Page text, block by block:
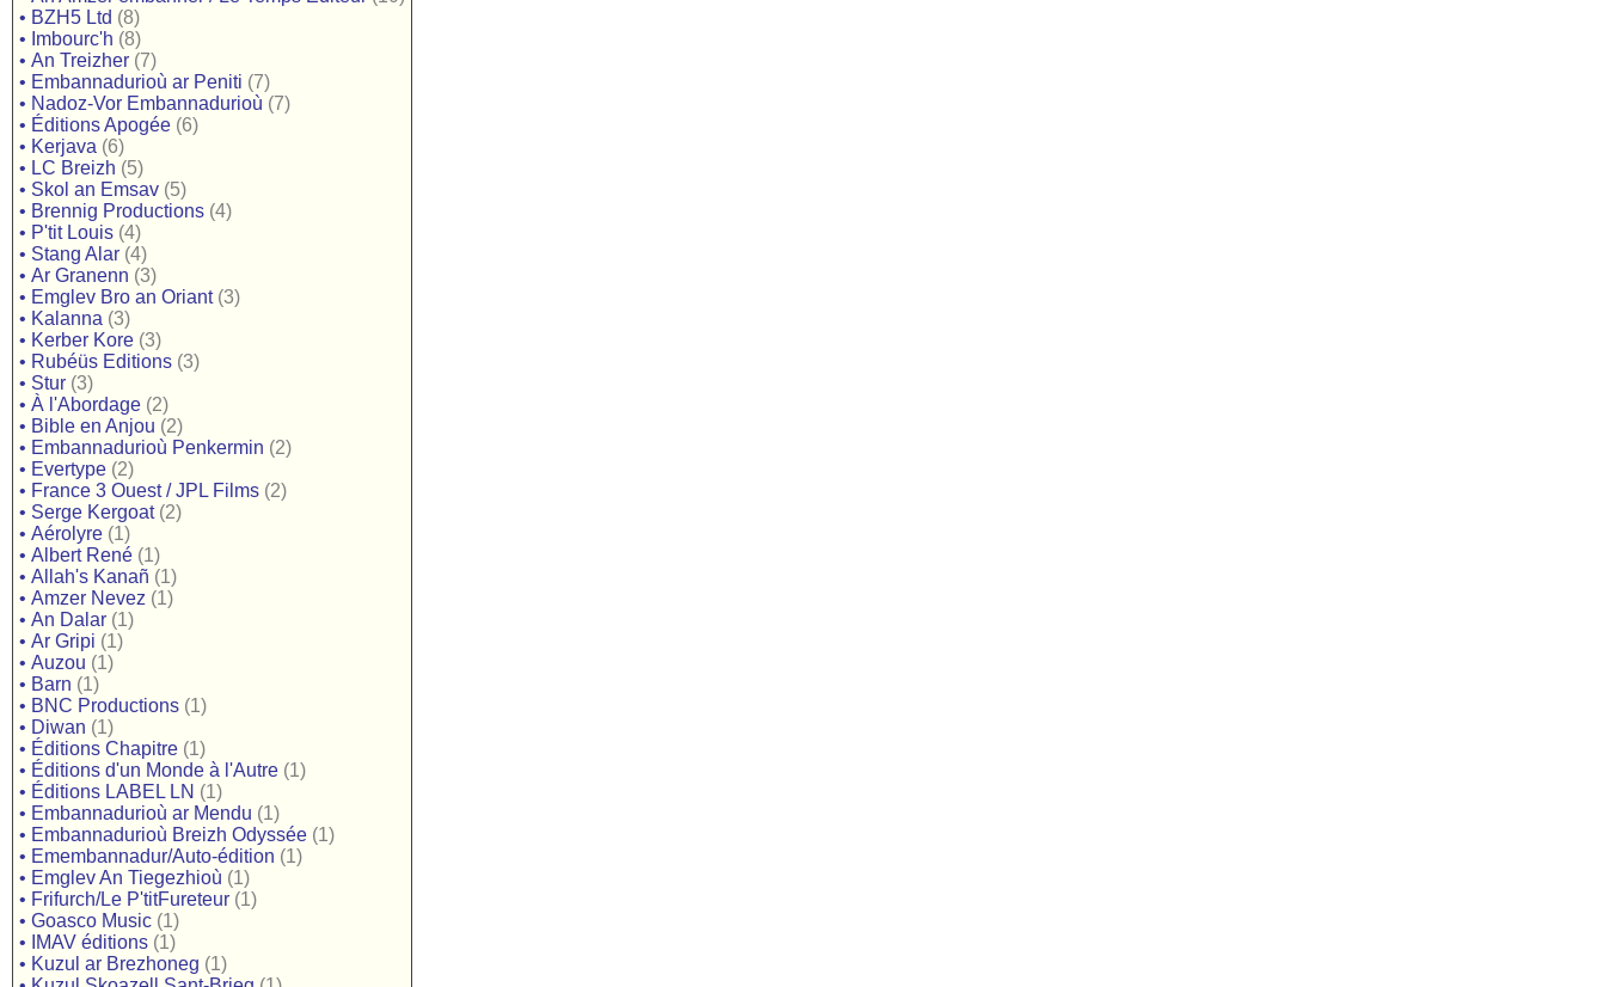
• BZH5 Ltd (8)
• Imbourc'h (8)
• An Treizher (7)
• Embannadurioù ar Peniti (7)
• Nadoz-Vor Embannadurioù (7)
• Éditions Apogée (6)
• Kerjava (6)
• LC Breizh (5)
• Skol an Emsav (5)
• Brennig Productions (4)
• P'tit Louis (4)
• Stang Alar (4)
• Ar Granenn (3)
• Emglev Bro an Oriant (3)
• Kalanna (3)
• Kerber Kore (3)
• Rubéüs Editions (3)
• Stur (3)
• À l'Abordage (2)
• Bible en Anjou (2)
• Embannadurioù Penkermin (2)
• Evertype (2)
• France 3 Ouest / JPL Films (2)
• Serge Kergoat (2)
• Aérolyre (1)
• Albert René (1)
• Allah's Kanañ (1)
• Amzer Nevez (1)
• An Dalar (1)
• Ar Gripi (1)
• Auzou (1)
• Barn (1)
• BNC Productions (1)
• Diwan (1)
• Éditions Chapitre (1)
• Éditions d'un Monde à l'Autre (1)
• Éditions LABEL LN (1)
• Embannadurioù ar Mendu (1)
• Embannadurioù Breizh Odyssée (1)
• Emembannadur/Auto-édition (1)
• Emglev An Tiegezhioù (1)
• Frifurch/Le P'titFureteur (1)
• Goasco Music (1)
•
IMAV éditions (1)
• Kuzul ar Brezhoneg (1)